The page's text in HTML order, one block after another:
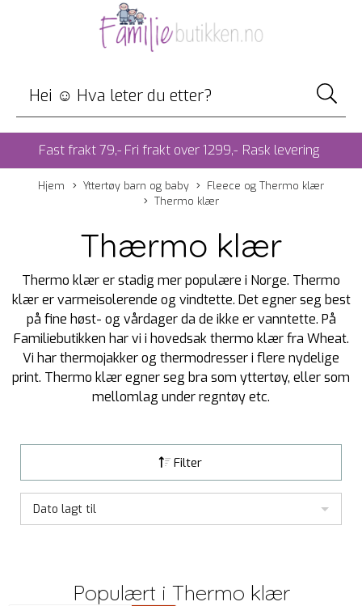
Fast frakt 79,- Fri frakt over 1299,- Rask levering
Hjem Yttertøy barn og baby
Fleece og Thermo klær
Thermo klær
Thærmo klær
Thermo klær er stadig mer populære i Norge. Thermo
klær er varmeisolerende og vindtette. Det egner seg best
på fine høst- og vårdager da de ikke er vanntette. På
Familiebutikken har vi i hovedsak thermo klær fra Wheat.
Vi har thermojakker og thermodresser i flere nydelige
print. Thermo klær egner seg bra som yttertøy, eller som
mellomlag under regntøy etc.
Filter
Dato lagt til
Populært i Thermo klær